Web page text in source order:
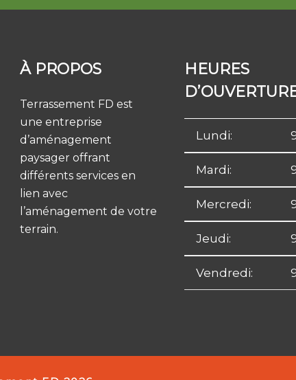
À PROPOS
Terrassement FD est
une entreprise
d’aménagement
paysager offrant
différents services en
lien avec
l’aménagement de votre
terrain.
HEURES
Lundi:
Mardi:
Mercredi:
Jeudi:
Vendredi: